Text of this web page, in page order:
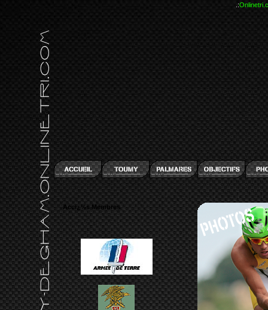
.:
Accï¿½s Membres